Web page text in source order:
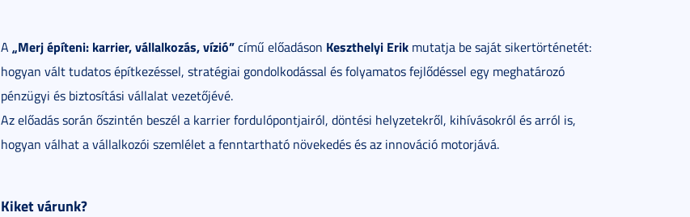
A „Merj építeni: karrier, vállalkozás, vízió”című előadáson Keszthelyi Erik mutatja be saját sikertörténetét:
hogyan vált tudatos építkezéssel, stratégiai gondolkodással és folyamatos fejlődéssel egy meghatározó
pénzügyi és biztosítási vállalat vezetőjévé.
Az előadás során őszintén beszél a karrier fordulópontjairól, döntési helyzetekről, kihívásokról és arról is,
hogyan válhat a vállalkozói szemlélet a fenntartható növekedés és az innováció motorjává.
Kiket várunk?